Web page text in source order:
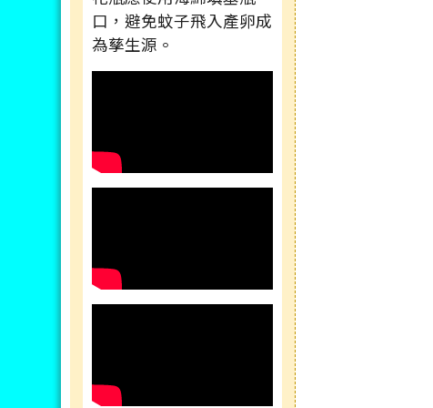
口，避免蚊子飛入產卵成
為孳生源。